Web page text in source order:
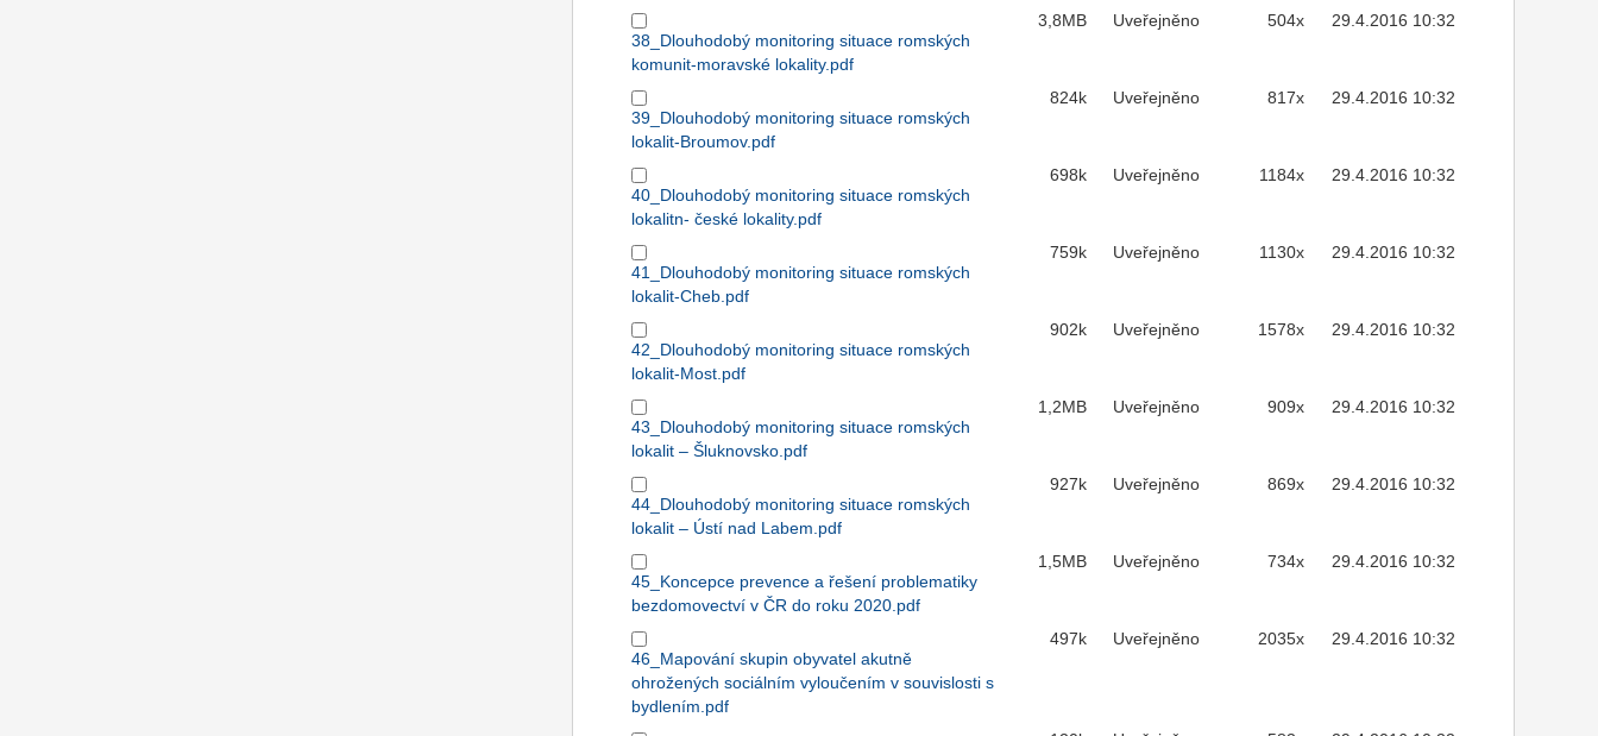
38_Dlouhodobý monitoring situace romských
komunit-moravské lokality.pdf
3,8MB Uveřejněno 504x 29.4.2016 10:32
39_Dlouhodobý monitoring situace romských
lokalit-Broumov.pdf
824k Uveřejněno 817x 29.4.2016 10:32
40_Dlouhodobý monitoring situace romských
lokalitn- české lokality.pdf
698k Uveřejněno 1184x 29.4.2016 10:32
41_Dlouhodobý monitoring situace romských
lokalit-Cheb.pdf
759k Uveřejněno 1130x 29.4.2016 10:32
42_Dlouhodobý monitoring situace romských
lokalit-Most.pdf
902k Uveřejněno 1578x 29.4.2016 10:32
43_Dlouhodobý monitoring situace romských
lokalit – Šluknovsko.pdf
1,2MB Uveřejněno 909x 29.4.2016 10:32
44_Dlouhodobý monitoring situace romských
lokalit – Ústí nad Labem.pdf
927k Uveřejněno 869x 29.4.2016 10:32
45_Koncepce prevence a řešení problematiky
bezdomovectví v ČR do roku 2020.pdf
1,5MB Uveřejněno 734x 29.4.2016 10:32
46_Mapování skupin obyvatel akutně
ohrožených sociálním vyloučením v souvislosti s
bydlením.pdf
497k Uveřejněno 2035x 29.4.2016 10:32